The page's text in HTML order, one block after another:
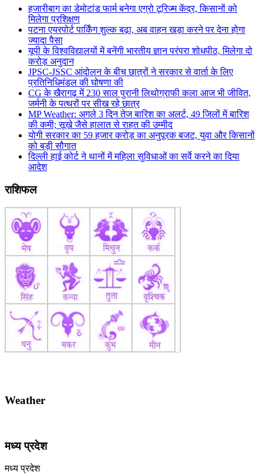
हजारीबाग का डेमोटांड फार्म बनेगा एग्रो टूरिज्म केंद्र, किसानों को
मिलेगा प्रशिक्षण
पटना एयरपोर्ट पार्किंग शुल्क बढ़ा, अब वाहन खड़ा करने पर देना होगा
ज्यादा पैसा
यूपी के विश्वविद्यालयों में बनेंगी भारतीय ज्ञान परंपरा शोधपीठ, मिलेगा दो
करोड़ अनुदान
JPSC-JSSC आंदोलन के बीच छात्रों ने सरकार से वार्ता के लिए
प्रतिनिधिमंडल की घोषणा की
CG के खैरागढ़ में 230 साल पुरानी लिथोग्राफी कला आज भी जीवित,
जर्मनी के पत्थरों पर सीख रहे छात्र
MP Weather: अगले 3 दिन तेज बारिश का अलर्ट, 49 जिलों में बारिश
की कमी; सूखे जैसे हालात से राहत की उम्मीद
योगी सरकार का 59 हजार करोड़ का अनुपूरक बजट, युवा और किसानों
को बड़ी सौगात
दिल्ली हाई कोर्ट ने थानों में महिला सुविधाओं का सर्वे करने का दिया
आदेश
राशिफल
Weather
मध्य प्रदेश
मध्य प्रदेश